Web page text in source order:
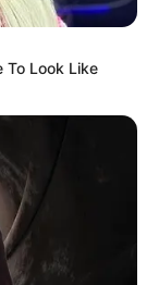
To Look Like